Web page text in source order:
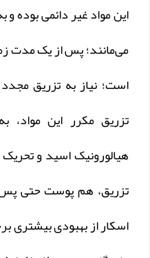
این مواد غیر دائمی
است؛ نیاز به تزریق
تزریق مکرر این مواد،
هیالورونیک اسید و
تزریق، هم پوست حتی پس
اسکار از بهبودی بیشتری